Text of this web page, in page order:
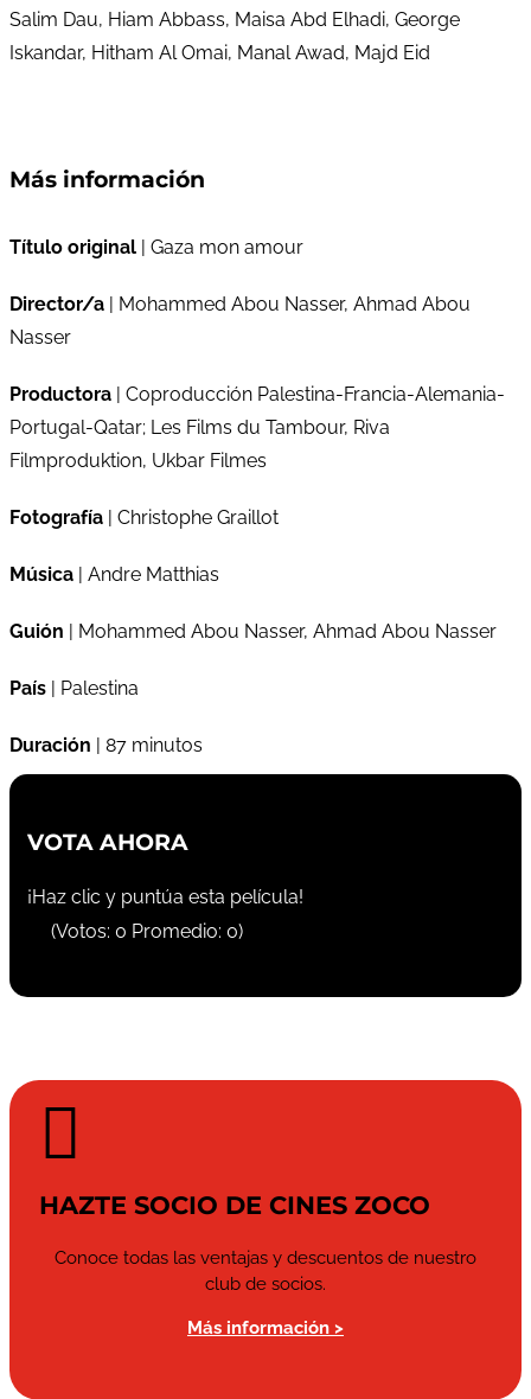
Salim Dau, Hiam Abbass, Maisa Abd Elhadi, George
Iskandar, Hitham Al Omai, Manal Awad, Majd Eid
Más información
Título original | Gaza mon amour
Director/a | Mohammed Abou Nasser, Ahmad Abou
Nasser
Productora | Coproducción Palestina-Francia-Alemania-
Portugal-Qatar; Les Films du Tambour, Riva
Filmproduktion, Ukbar Filmes
Fotografía | Christophe Graillot
Música | Andre Matthias
Guión | Mohammed Abou Nasser, Ahmad Abou Nasser
País | Palestina
Duración | 87 minutos
VOTA AHORA
¡Haz clic y puntúa esta película!
(Votos: 0 Promedio: 0)

HAZTE SOCIO DE CINES ZOCO
Conoce todas las ventajas y descuentos de nuestro
club de socios.
Más información >